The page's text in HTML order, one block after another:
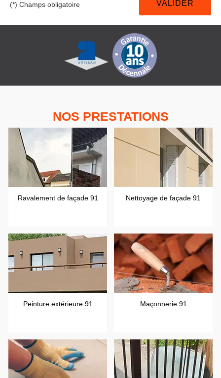
(*) Champs obligatoire
NOS PRESTATIONS
Ravalement de façade 91 Nettoyage de façade 91
Peinture extérieure 91 Maçonnerie 91